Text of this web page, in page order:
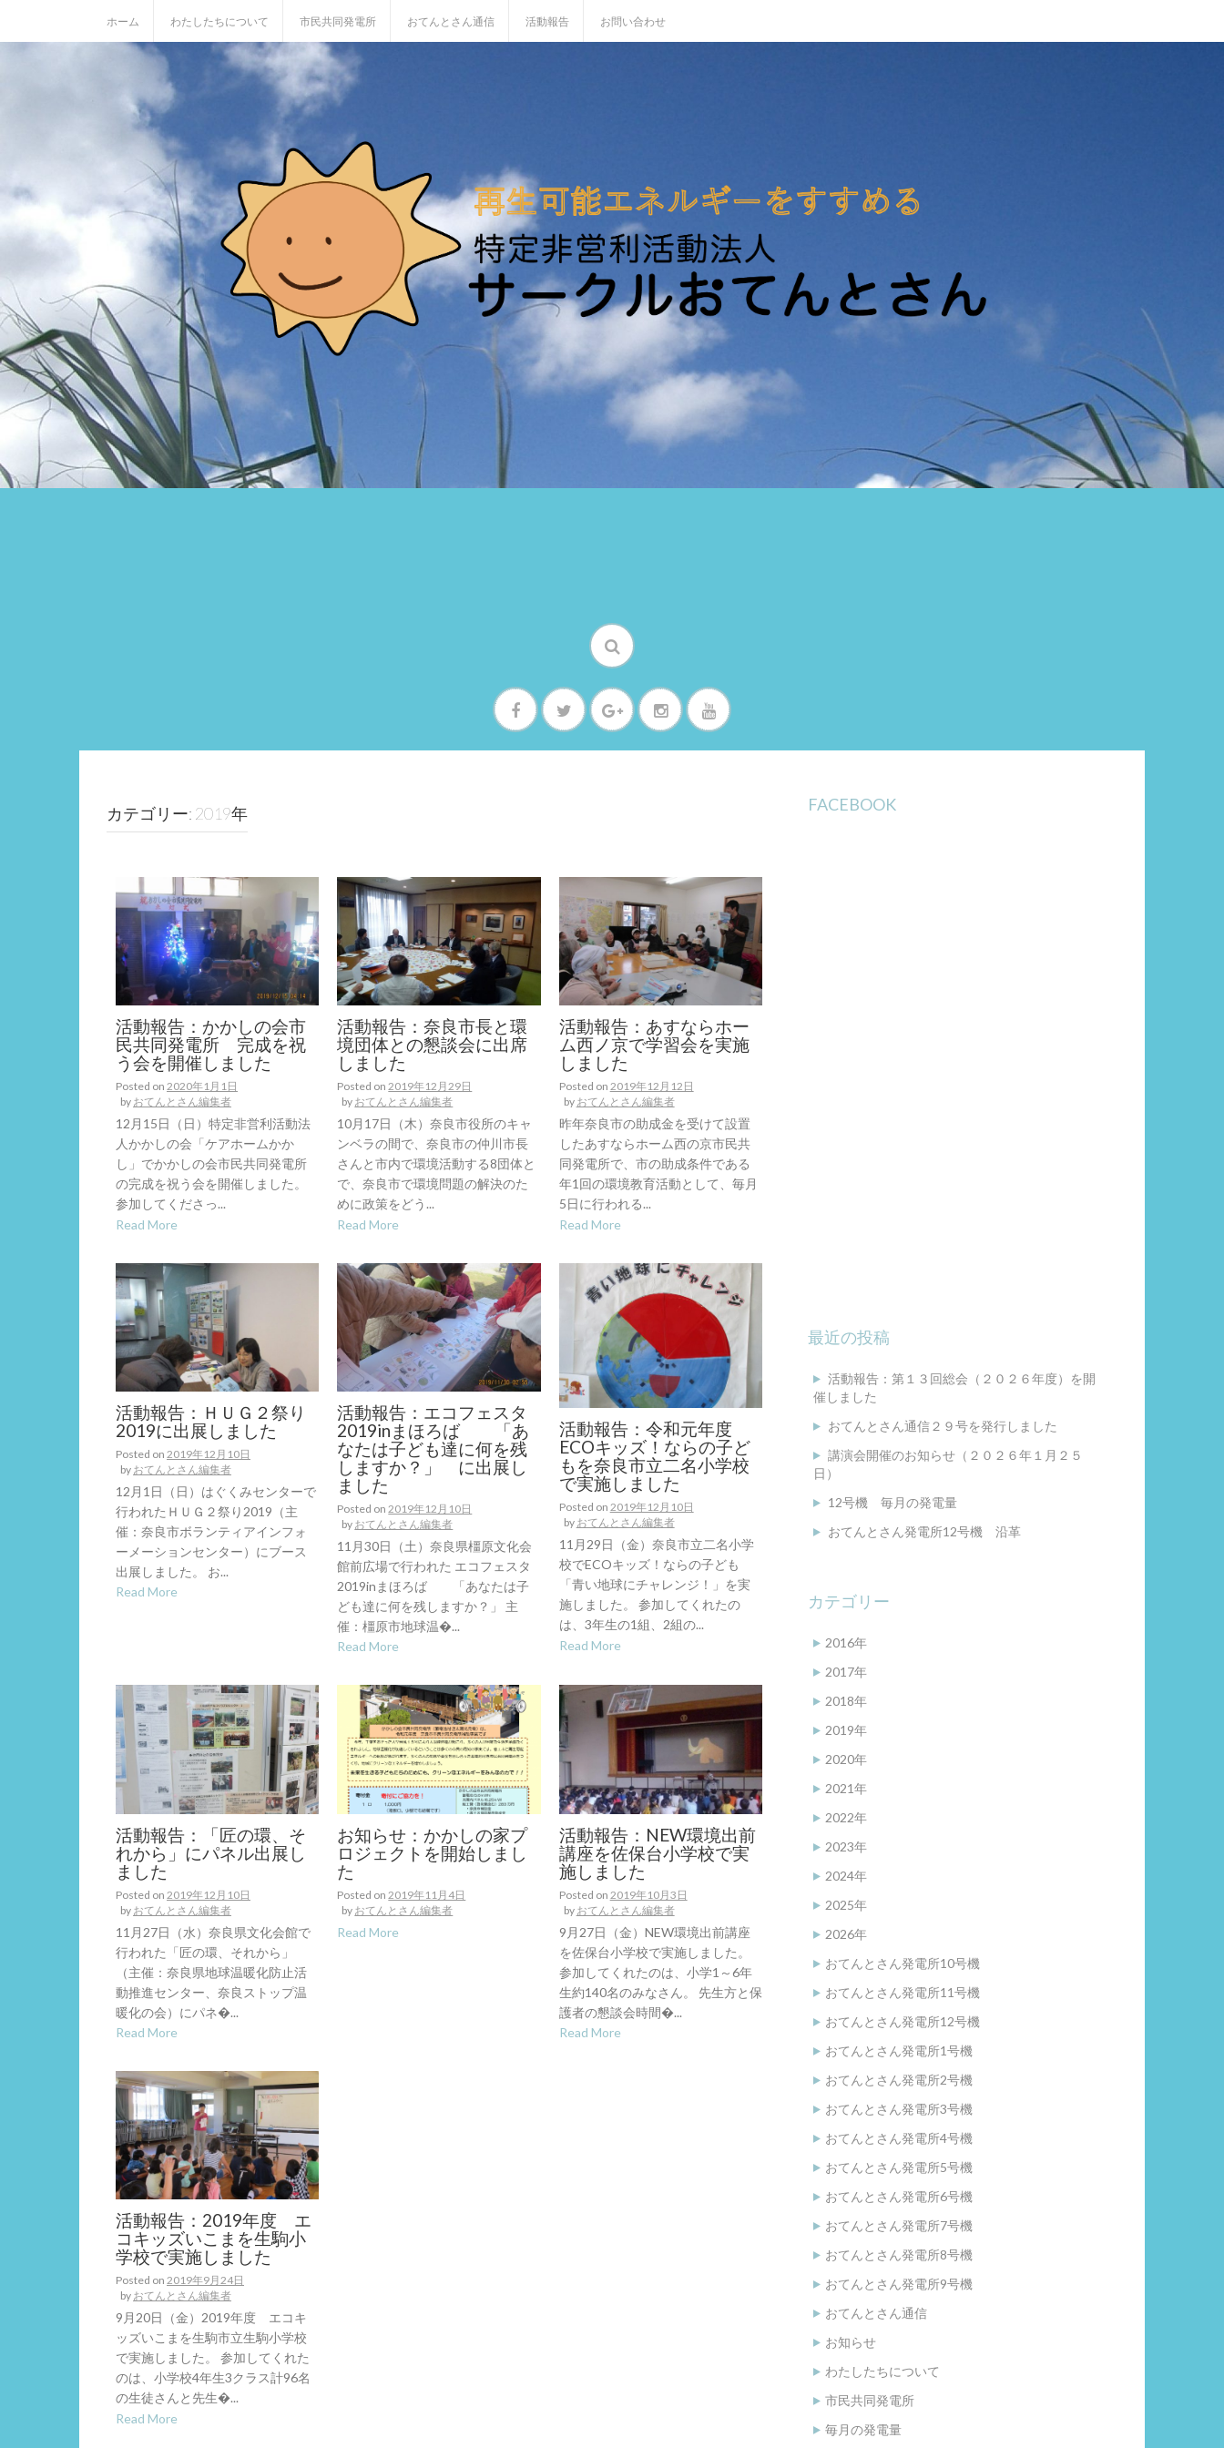
i
ホーム わたしたちについて 市民共同発電所 おてんとさん通信 活動報告 お問い合わせ
カテゴリー: 2019年
活動報告：かかしの会市
民共同発電所 完成を祝
う会を開催しました
Posted on 2020年1月1日
by おてんとさん編集者
12月15日（日）特定非営利活動法
人かかしの会「ケアホームかか
し」でかかしの会市民共同発電所
の完成を祝う会を開催しました。
参加してくださっ...
Read More
活動報告：奈良市長と環
境団体との懇談会に出席
しました
Posted on2019年12月29日
by おてんとさん編集者
10月17日（木）奈良市役所のキャ
ンベラの間で、奈良市の仲川市長
さんと市内で環境活動する8団体と
で、奈良市で環境問題の解決のた
めに政策をどう...
Read More
活動報告：あすならホー
ム西ノ京で学習会を実施
しました
Posted on 2019年12月12日
by おてんとさん編集者
昨年奈良市の助成金を受けて設置
したあすならホーム西の京市民共
同発電所で、市の助成条件である
年1回の環境教育活動として、毎月
5日に行われる...
Read More
活動報告：ＨＵＧ２祭り
2019に出展しました
Posted on 2019年12月10日
by おてんとさん編集者
12月1日（日）はぐくみセンターで
行われたＨＵＧ２祭り2019（主
催：奈良市ボランティアインフォ
ーメーションセンター）にブース
出展しました。 お...
Read More
活動報告：エコフェスタ
2019inまほろば 「あ
なたは子ども達に何を残
しますか？」 に出展し
ました
Posted on 2019年12月10日
by おてんとさん編集者
11月30日（土）奈良県橿原文化会
館前広場で行われた エコフェスタ
2019inまほろば 「あなたは子
ども達に何を残しますか？」 主
催：橿原市地球温�...
Read More
活動報告：令和元年度
ECOキッズ！ならの子ど
もを奈良市立二名小学校
で実施しました
Posted on 2019年12月10日
by おてんとさん編集者
11月29日（金）奈良市立二名小学
校でECOキッズ！ならの子ども
「青い地球にチャレンジ！」を実
施しました。 参加してくれたの
は、3年生の1組、2組の...
Read More
活動報告：「匠の環、そ
れから」にパネル出展し
ました
Posted on 2019年12月10日
by おてんとさん編集者
11月27日（水）奈良県文化会館で
行われた「匠の環、それから」
（主催：奈良県地球温暖化防止活
動推進センター、奈良ストップ温
暖化の会）にパネ�...
Read More
お知らせ：かかしの家プ
ロジェクトを開始しまし
た
Posted on 2019年11月4日
by おてんとさん編集者
Read More
活動報告：NEW環境出前
講座を佐保台小学校で実
施しました
Posted on 2019年10月3日
by おてんとさん編集者
9月27日（金）NEW環境出前講座
を佐保台小学校で実施しました。
参加してくれたのは、小学1～6年
生約140名のみなさん。 先生方と保
護者の懇談会時間�...
Read More
活動報告：2019年度 エ
コキッズいこまを生駒小
学校で実施しました
Posted on 2019年9月24日
by おてんとさん編集者
9月20日（金）2019年度 エコキ
ッズいこまを生駒市立生駒小学校
で実施しました。 参加してくれた
のは、小学校4年生3クラス計96名
の生徒さんと先生�...
Read More
FACEBOOK
最近の投稿
活動報告：第１３回総会（２０２６年度）を開
催しました
おてんとさん通信２９号を発行しました
講演会開催のお知らせ（２０２６年１月２５
日）
12号機 毎月の発電量
おてんとさん発電所12号機 沿革
カテゴリー
2016年
2017年
2018年
2019年
2020年
2021年
2022年
2023年
2024年
2025年
2026年
おてんとさん発電所10号機
おてんとさん発電所11号機
おてんとさん発電所12号機
おてんとさん発電所1号機
おてんとさん発電所2号機
おてんとさん発電所3号機
おてんとさん発電所4号機
おてんとさん発電所5号機
おてんとさん発電所6号機
おてんとさん発電所7号機
おてんとさん発電所8号機
おてんとさん発電所9号機
おてんとさん通信
お知らせ
わたしたちについて
市民共同発電所
毎月の発電量